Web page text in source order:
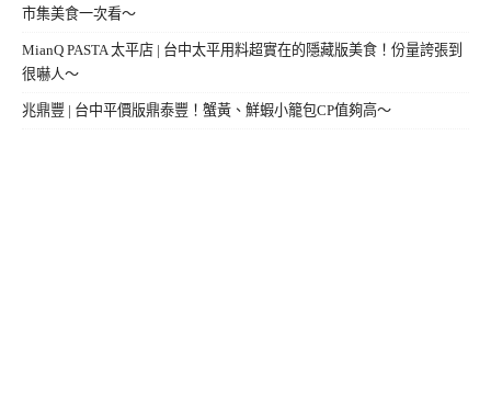
市集美食一次看～
MianQ PASTA 太平店 | 台中太平用料超實在的隱藏版美食！份量誇張到
很嚇人～
兆鼎豐 | 台中平價版鼎泰豐！蟹黃、鮮蝦小籠包CP值夠高～